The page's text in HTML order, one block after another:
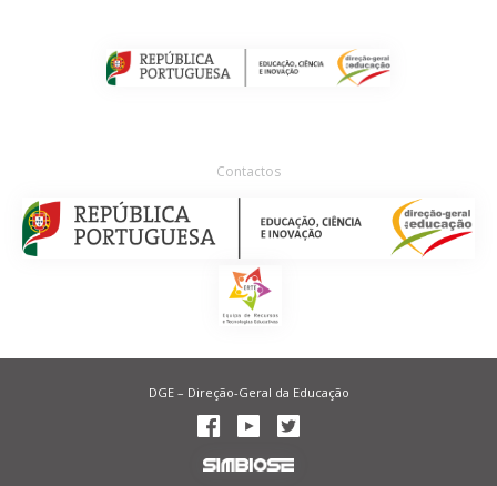
Contactos
DGE – Direção-Geral da Educação